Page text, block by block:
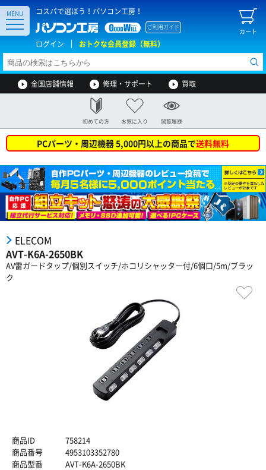
コスパで選ぼう！パソコン工房！
カート
ご利用ガイド
ログイン おトクな会員登録（無料）
MENU
全国店舗情報 修理・サポート 買取
初めての方 お気に入り 閲覧履歴
PCパーツ・周辺機器 5,000円以上の商品で送料無料
ELECOM
AVT-K6A-2650BK
AV雷ガードタップ/個別スイッチ/ホコリシャッター付/6個口/5m/ブラッ
ク
商品ID
758214
商品番号
4953103352780
商品型番
AVT-K6A-2650BK